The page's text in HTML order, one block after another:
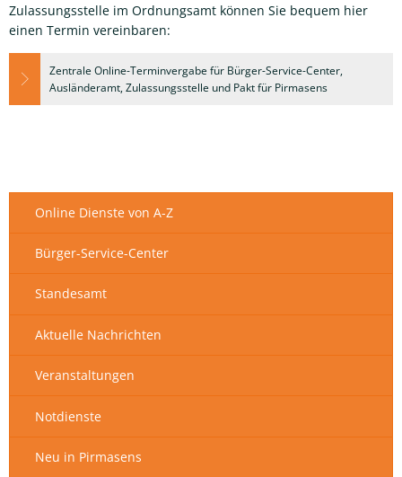
Zulassungsstelle im Ordnungsamt können Sie bequem hier
einen Termin vereinbaren:
Zentrale Online-Terminvergabe für Bürger-Service-Center,
Ausländeramt, Zulassungsstelle und Pakt für Pirmasens
Online Dienste von A-Z
Bürger-Service-Center
Standesamt
Aktuelle Nachrichten
Veranstaltungen
Notdienste
Neu in Pirmasens